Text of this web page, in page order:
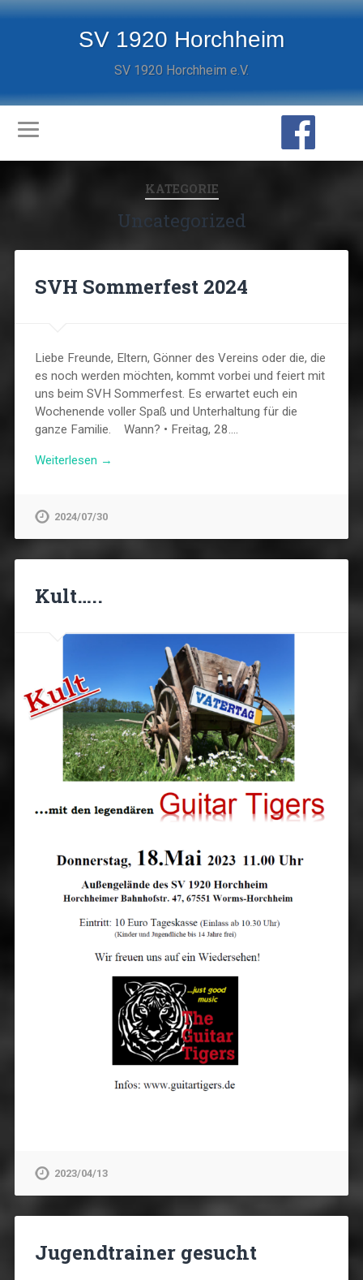
SV 1920 Horchheim
SV 1920 Horchheim e.V.
KATEGORIE
Uncategorized
SVH Sommerfest 2024
Liebe Freunde, Eltern, Gönner des Vereins oder die, die
es noch werden möchten, kommt vorbei und feiert mit
uns beim SVH Sommerfest. Es erwartet euch ein
Wochenende voller Spaß und Unterhaltung für die
ganze Familie. Wann? • Freitag, 28….
Weiterlesen →
2024/07/30
Kult…..
2023/04/13
Jugendtrainer gesucht